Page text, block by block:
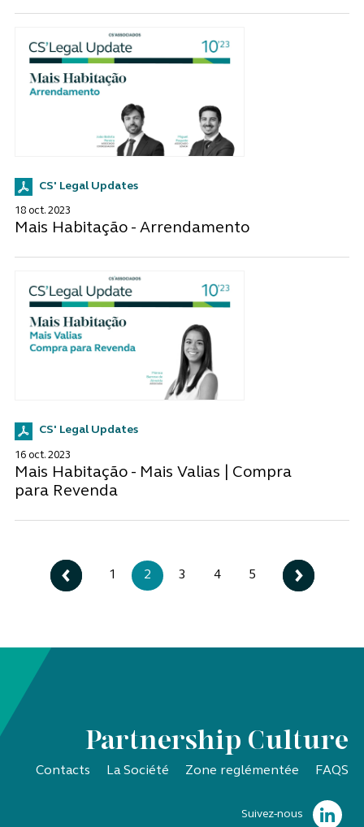
CS' Legal Updates
18 oct. 2023
Mais Habitação - Arrendamento
CS' Legal Updates
16 oct. 2023
Mais Habitação - Mais Valias | Compra
para Revenda
1 2 3 4 5
Partnership Culture
Contacts La Société Zone reglémentée FAQS
Suivez-nous